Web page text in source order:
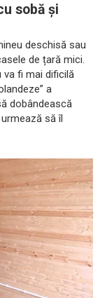
sobă și
deschisă sau
de țară mici.
va fi mai dificilă
a
dobândească
să îl